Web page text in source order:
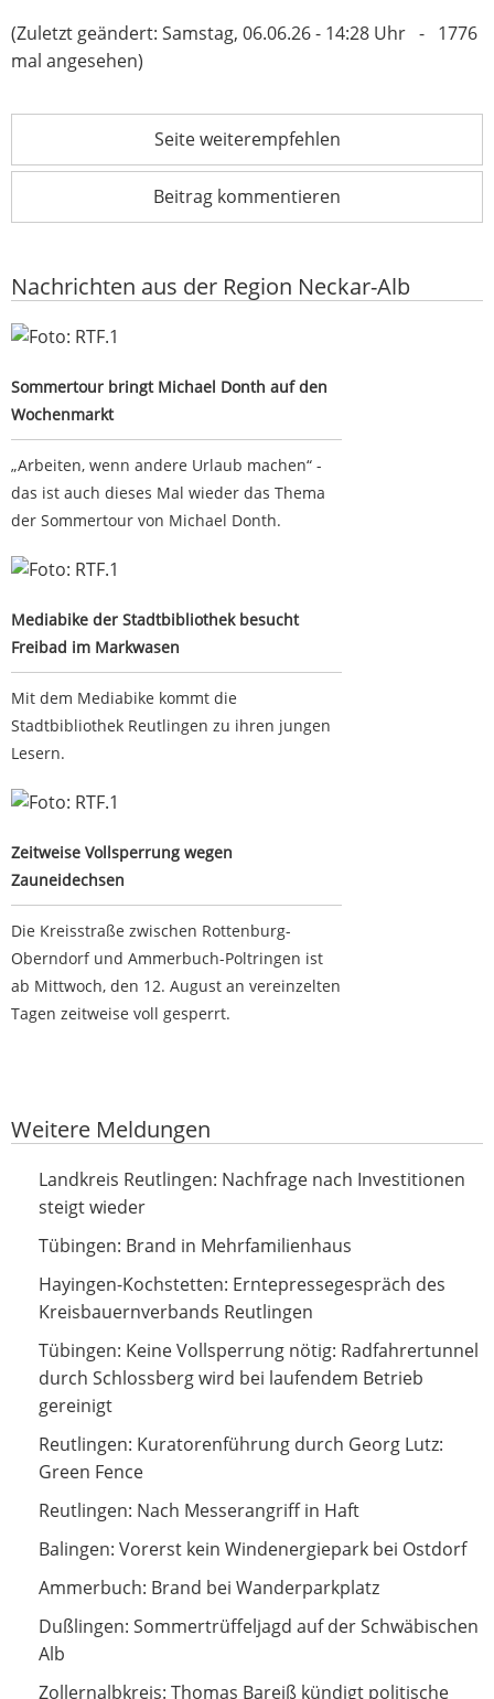
(Zuletzt geändert: Samstag, 06.06.26 - 14:28 Uhr - 1776
mal angesehen)
Seite weiterempfehlen
Beitrag kommentieren
Nachrichten aus der Region Neckar-Alb
Sommertour bringt Michael Donth auf den Wochenmarkt
Sommertour bringt Michael Donth auf den
Wochenmarkt
„Arbeiten, wenn andere Urlaub machen“ -
das ist auch dieses Mal wieder das Thema
der Sommertour von Michael Donth.
Mediabike der Stadtbibliothek besucht Freibad im
Mediabike der Stadtbibliothek besucht
Freibad im Markwasen
Mit dem Mediabike kommt die
Stadtbibliothek Reutlingen zu ihren jungen
Lesern.
Zeitweise Vollsperrung wegen Zauneidechsen
Zeitweise Vollsperrung wegen
Zauneidechsen
Die Kreisstraße zwischen Rottenburg-
Oberndorf und Ammerbuch-Poltringen ist
ab Mittwoch, den 12. August an vereinzelten
Tagen zeitweise voll gesperrt.
Weitere Meldungen
Nachfrage nach Investitionen steigt wieder
Landkreis Reutlingen: Nachfrage nach Investitionen
steigt wieder
Brand in Mehrfamilienhaus
Tübingen: Brand in Mehrfamilienhaus
Erntepressegespräch des Kreisbauernverbands
Reutlingen
Hayingen-Kochstetten: Erntepressegespräch des
Kreisbauernverbands Reutlingen
Keine Vollsperrung nötig: Radfahrertunnel durch
Schlossberg wird bei laufendem Betrieb gereinigt
Tübingen: Keine Vollsperrung nötig: Radfahrertunnel
durch Schlossberg wird bei laufendem Betrieb
gereinigt
Kuratorenführung durch Georg Lutz: Green Fence
Reutlingen: Kuratorenführung durch Georg Lutz:
Green Fence
Nach Messerangriff in Haft
Reutlingen: Nach Messerangriff in Haft
Vorerst kein Windenergiepark bei Ostdorf
Balingen: Vorerst kein Windenergiepark bei Ostdorf
Brand bei Wanderparkplatz
Ammerbuch: Brand bei Wanderparkplatz
Sommertrüffeljagd auf der Schwäbischen Alb
Dußlingen: Sommertrüffeljagd auf der Schwäbischen
Alb
Thomas Bareiß kündigt politische Auszeit an
Zollernalbkreis: Thomas Bareiß kündigt politische